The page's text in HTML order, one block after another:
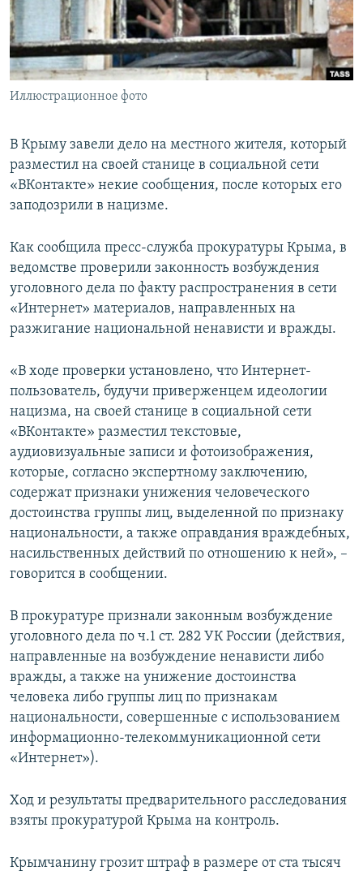
ПОБЕДИТЕЛЕЙ НЕ СУДЯТ?
КРЫМ.НЕПОКОРЕННЫЙ
ELIFBE
УКРАИНСКАЯ ПРОБЛЕМА КРЫМА
ПРИСОЕДИНЯЙТЕСЬ!
Иллюстрационное фото
В Крыму завели дело на местного жителя, который
разместил на своей станице в социальной сети
«ВКонтакте» некие сообщения, после которых его
заподозрили в нацизме.
Как сообщила пресс-служба прокуратуры Крыма, в
ведомстве проверили законность возбуждения
уголовного дела по факту распространения в сети
«Интернет» материалов, направленных на
разжигание национальной ненависти и вражды.
«В ходе проверки установлено, что Интернет-
пользователь, будучи приверженцем идеологии
нацизма, на своей станице в социальной сети
«ВКонтакте» разместил текстовые,
аудиовизуальные записи и фотоизображения,
которые, согласно экспертному заключению,
содержат признаки унижения человеческого
достоинства группы лиц, выделенной по признаку
национальности, а также оправдания враждебных,
насильственных действий по отношению к ней», –
говорится в сообщении.
В прокуратуре признали законным возбуждение
уголовного дела по ч.1 ст. 282 УК России (действия,
направленные на возбуждение ненависти либо
вражды, а также на унижение достоинства
человека либо группы лиц по признакам
национальности, совершенные с использованием
информационно-телекоммуникационной сети
«Интернет»).
Ход и результаты предварительного расследования
взяты прокуратурой Крыма на контроль.
Крымчанину грозит штраф в размере от ста тысяч